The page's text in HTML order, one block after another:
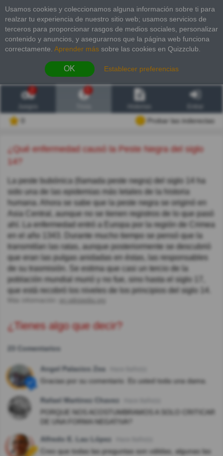
Usamos cookies y coleccionamos alguna información sobre ti para
realzar tu experiencia de nuestro sitio web; usamos servicios de
terceros para proporcionar rasgos de medios sociales, personalizar
contenido y anuncios, y asegurarnos que la página web funciona
correctamente. Aprender más sobre las cookies en Quizzclub.
OK Establecer preferencias
2
Probar las inderectas
¿Qué enfermedad causó la Peste Negra del siglo
14?
La peste bubónica (llamada peste negra) del siglo 14 ha
sido una de las epidemias más letales de la historia
humana. Ahora se sabe que la peste negra se originó en
Asia Central, aunque no se tienen registros de lo que pasó
ahí. La enfermedad entró a Europa por la región de Crimea
en el año 1343. Durante mucho tiempo se pensó que la
transmitían las ratas, aunque posteriormente se descubrió
que eran las pulgas anidadas en éstas, las responsables
de su trasmisión. Se estima que casi un tercio de la
población mundial murió y no fue, sino hasta el siglo 17,
que está recobró los niveles de los principios del siglo 14.
en.wikipedia.org
¿Tienes algo que decir?
23 Comentarios
Angel Palacios Zea
Gracias por su comentario. Es usted toda una dama.
Rafael Martinez Chavez
PORQUE NOS ACOSTUMBRAMOS A SOLO CRITICAR
DE UNA FORMA NEGATIVA?
Alfredo E. Lau López
Creo que todas las preguntas son válidas, algunas las